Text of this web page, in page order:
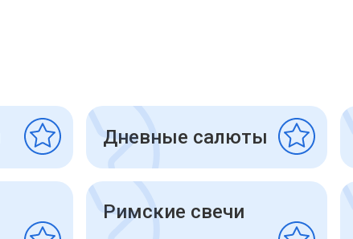
Дневные салюты
Римские свечи